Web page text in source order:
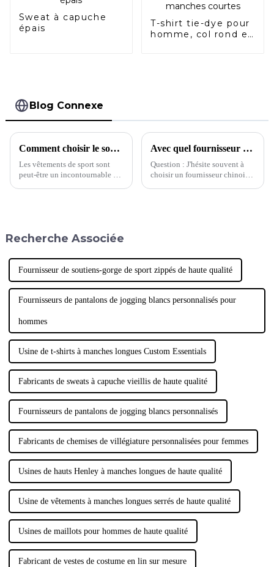
Sweat à capuche
épais
T-shirt tie-dye pour
homme, col rond et
Blog Connexe
Comment choisir le soutien-gorge de sport qui vous convient
Les vêtements de sport sont
peut-être un incontournable du
n'importe quel autre vêtement
femmes ont tendance à porter
des soutiens-gorge de sport,…
Avec quel fournisseur devrais-je choisir de travailler ?
Question : J'hésite souvent à
choisir un fournisseur chinois.
Recherche Associée
Fournisseur de soutiens-gorge de sport zippés de haute qualité
Fournisseurs de pantalons de jogging blancs personnalisés pour
hommes
Usine de t-shirts à manches longues Custom Essentials
Fabricants de sweats à capuche vieillis de haute qualité
Fournisseurs de pantalons de jogging blancs personnalisés
Fabricants de chemises de villégiature personnalisées pour femmes
Usines de hauts Henley à manches longues de haute qualité
Usine de vêtements à manches longues serrés de haute qualité
Usines de maillots pour hommes de haute qualité
Fabricant de vestes de costume en lin sur mesure